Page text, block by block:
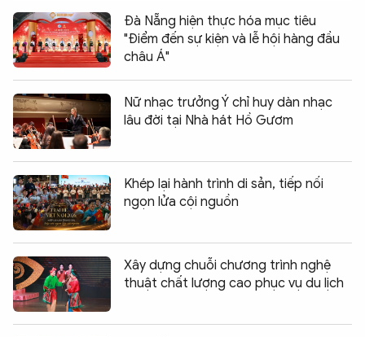
Đà Nẵng hiện thực hóa mục tiêu
"Điểm đến sự kiện và lễ hội hàng đầu
châu Á"
Nữ nhạc trưởng Ý chỉ huy dàn nhạc
lâu đời tại Nhà hát Hồ Gươm
Khép lại hành trình di sản, tiếp nối
ngọn lửa cội nguồn
Xây dựng chuỗi chương trình nghệ
thuật chất lượng cao phục vụ du lịch